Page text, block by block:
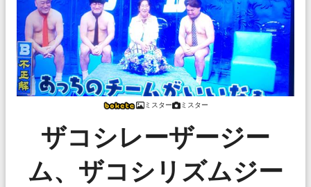
ミスター ミスター
ザコシレーザージー
ム、ザコシリズムジー